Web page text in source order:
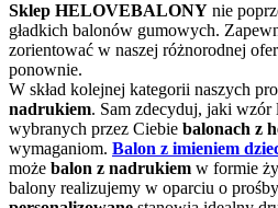
Sklep HELOVEBALONY nie
gładkich balonów gumowych.
zorientować w naszej różnorodnej
ponownie.
W skład kolejnej kategorii naszych
nadrukiem. Sam zdecyduj, jaki wzór
wybranych przez Ciebie balonach z
wymaganiom. Balon z imieniem
może balon z nadrukiem w formie
balony realizujemy w oparciu o